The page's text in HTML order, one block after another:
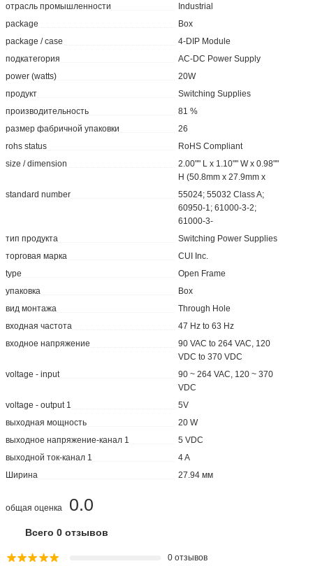
отрасль промышленности
Industrial
package
Box
package / case
4-DIP Module
подкатегория
AC-DC Power Supply
power (watts)
20W
продукт
Switching Supplies
производительность
81 %
размер фабричной упаковки
26
rohs status
RoHS Compliant
size / dimension
2.00"" L x 1.10"" W x 0.98""
H (50.8mm x 27.9mm x
standard number
55024; 55032 Class A;
60950-1; 61000-3-2;
61000-3-
тип продукта
Switching Power Supplies
торговая марка
CUI Inc.
type
Open Frame
упаковка
Box
вид монтажа
Through Hole
входная частота
47 Hz to 63 Hz
входное напряжение
90 VAC to 264 VAC, 120
VDC to 370 VDC
voltage - input
90 ~ 264 VAC, 120 ~ 370
VDC
voltage - output 1
5V
выходная мощность
20 W
выходное напряжение-канал 1
5 VDC
выходной ток-канал 1
4 A
Ширина
27.94 мм
0.0
общая оценка
Всего 0 отзывов
0 отзывов